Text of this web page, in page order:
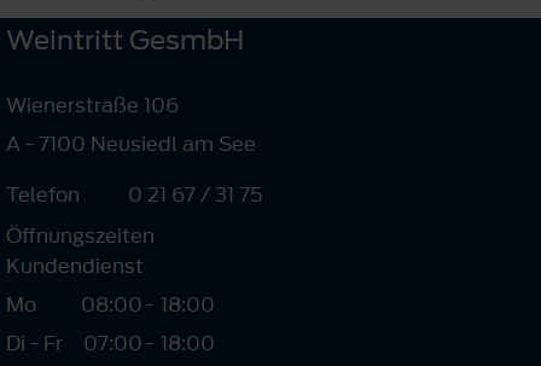
Weintritt GesmbH
Wienerstraße 106
A - 7100 Neusiedl am See
Telefon
0 21 67 / 31 75
Öffnungszeiten
Kundendienst
Mo
08:00- 18:00
Di - Fr
07:00- 18:00